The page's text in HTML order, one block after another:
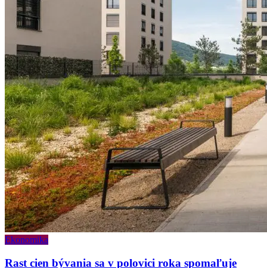
Ekonomika
Rast cien bývania sa v polovici roka spomaľuje